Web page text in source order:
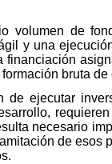
volumen de
y una
bruta de
ejecutar
necesario
de esos